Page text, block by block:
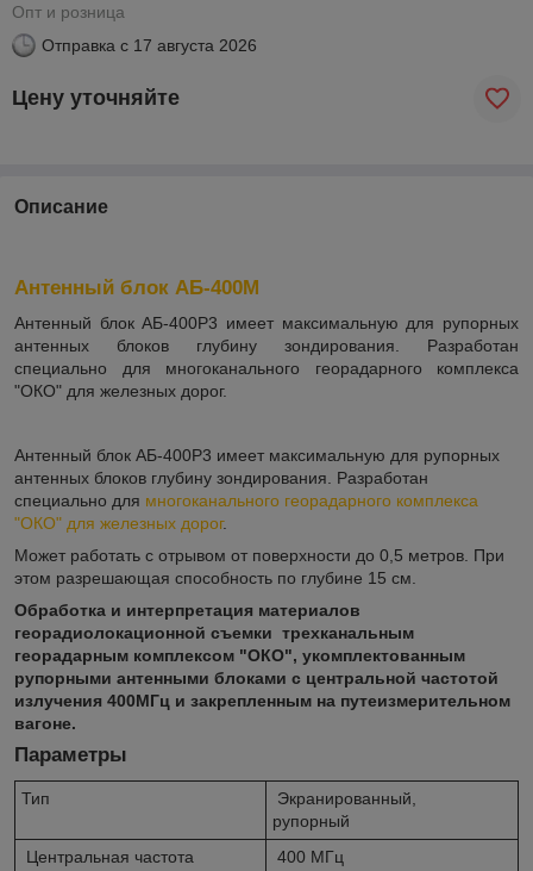
Опт и розница
Отправка с 17 августа 2026
Цену уточняйте
Описание
Антенный блок АБ-400М
Антенный блок АБ-400Р3 имеет максимальную для рупорных
антенных блоков глубину зондирования. Разработан
специально для многоканального георадарного комплекса
"ОКО" для железных дорог.
Антенный блок АБ-400Р3 имеет максимальную для рупорных
антенных блоков глубину зондирования. Разработан
специально для многоканального георадарного комплекса
"ОКО" для железных дорог.
Может работать с отрывом от поверхности до 0,5 метров. При
этом разрешающая способность по глубине 15 см.
Обработка и интерпретация материалов
георадиолокационной съемки трехканальным
георадарным комплексом "ОКО", укомплектованным
рупорными антенными блоками с центральной частотой
излучения 400МГц и закрепленным на путеизмерительном
вагоне.
Параметры
Тип
Экранированный,
рупорный
Центральная частота
400 МГц